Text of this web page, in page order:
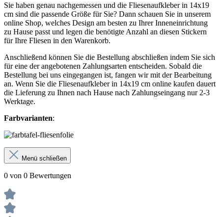
Sie haben genau nachgemessen und die Fliesenaufkleber in 14x19
cm sind die passende Größe für Sie? Dann schauen Sie in unserem
online Shop, welches Design am besten zu Ihrer Inneneinrichtung
zu Hause passt und legen die benötigte Anzahl an diesen Stickern
für Ihre Fliesen in den Warenkorb.
Anschließend können Sie die Bestellung abschließen indem Sie sich
für eine der angebotenen Zahlungsarten entscheiden. Sobald die
Bestellung bei uns eingegangen ist, fangen wir mit der Bearbeitung
an. Wenn Sie die Fliesenaufkleber in 14x19 cm online kaufen dauert
die Lieferung zu Ihnen nach Hause nach Zahlungseingang nur 2-3
Werktage.
Farbvarianten:
Menü schließen
0 von 0 Bewertungen